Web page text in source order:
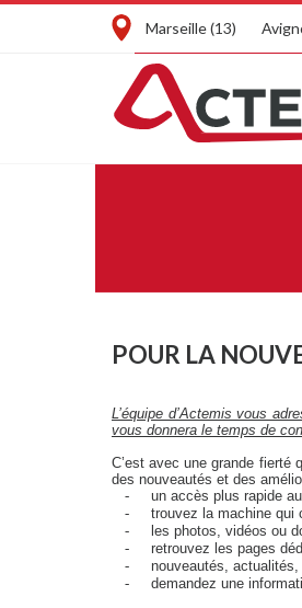
Marseille (13)
POUR LA
L’équipe d’Actemis vous
vous donnera le temps de
C’est avec une grande fierté
des nouveautés et des
-
un accès plus rapide
-
trouvez la machine qui
-
les photos, vidéos ou
-
retrouvez les pages
-
nouveautés,
-
demandez une